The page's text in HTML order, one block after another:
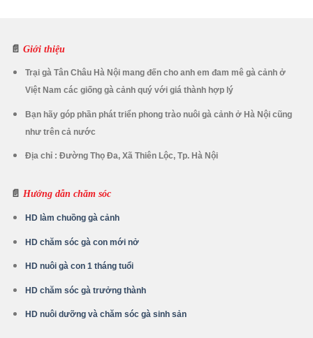
📄 Giới thiệu
Trại gà Tân Châu Hà Nội mang đến cho anh em đam mê gà cảnh ở
Việt Nam các giống gà cảnh quý với giá thành hợp lý
Bạn hãy góp phần phát triển phong trào nuôi gà cảnh ở Hà Nội cũng
như trên cả nước
Địa chỉ : Đường Thọ Đa, Xã Thiên Lộc, Tp. Hà Nội
📄 Hướng dẫn chăm sóc
HD làm chuồng gà cảnh
HD chăm sóc gà con mới nở
HD nuôi gà con 1 tháng tuổi
HD chăm sóc gà trưởng thành
HD nuôi dưỡng và chăm sóc gà sinh sản